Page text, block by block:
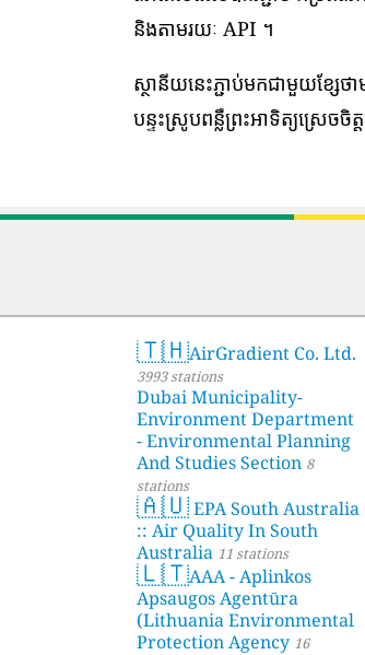
និងតាមរយៈ API ។
ស្ថានីយនេះភ្ជាប់មកជាមួយខ្សែ
បន្ទះស្រូបពន្លឺព្រះអាទិត្យស្រេចចិត្
🇹🇭AirGradient Co. Ltd.
3993 stations
Dubai Municipality-
Environment Department
- Environmental Planning
And Studies Section 8
stations
🇦🇺EPA South Australia
:: Air Quality In South
Australia 11 stations
🇱🇹AAA - Aplinkos
Apsaugos Agentūra
(Lithuania Environmental
Protection Agency 16